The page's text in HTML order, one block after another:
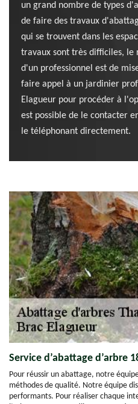
un grand nombre de types
de faire des travaux
qui se trouvent dans les
travaux sont très difficiles, le
d'un professionnel est de
faire appel à un jardinier
Elagueur pour procéder à
est possible de le contacter
le téléphonant directement.
Service d’abattage d’arbre
Pour réussir un abattage, notre
méthodes de qualité. Notre équipe
performants. Pour réaliser chaque